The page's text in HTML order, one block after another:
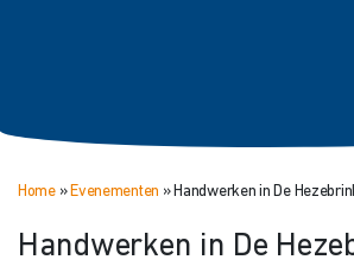
Home» Evenementen » Handwerken in De
Handwerken in De